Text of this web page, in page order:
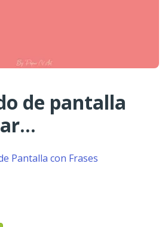
de pantalla
Pantalla con Frases